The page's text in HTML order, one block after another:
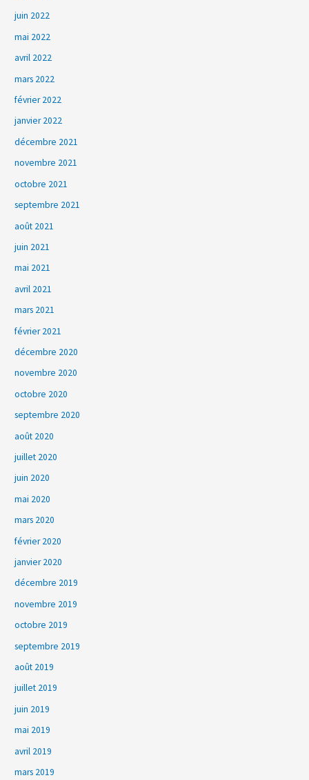
juin 2022
mai 2022
avril 2022
mars 2022
février 2022
janvier 2022
décembre 2021
novembre 2021
octobre 2021
septembre 2021
août 2021
juin 2021
mai 2021
avril 2021
mars 2021
février 2021
décembre 2020
novembre 2020
octobre 2020
septembre 2020
août 2020
juillet 2020
juin 2020
mai 2020
mars 2020
février 2020
janvier 2020
décembre 2019
novembre 2019
octobre 2019
septembre 2019
août 2019
juillet 2019
juin 2019
mai 2019
avril 2019
mars 2019